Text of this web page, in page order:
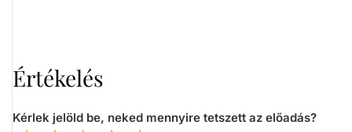
Értékelés
Kérlek jelöld be, neked mennyire tetszett az előadás?